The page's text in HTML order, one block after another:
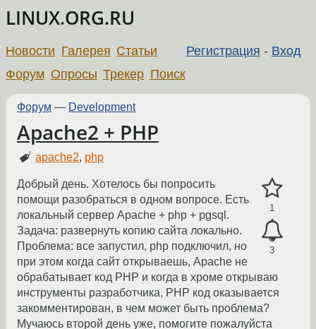
LINUX.ORG.RU
Регистрация - Вход
Новости Галерея Статьи
Форум Опросы Трекер Поиск
Форум — Development
Apache2 + PHP
apache2, php
1
3
Добрый день. Хотелось бы попросить
помощи разобраться в одном вопросе. Есть
локальный сервер Apache + php + pgsql.
Задача: развернуть копию сайта локально.
Проблема: все запустил, php подключил, но
при этом когда сайт открываешь, Apache не
обрабатывает код PHP и когда в хроме открываю
инструменты разработчика, PHP код оказывается
закомментирован, в чем может быть проблема?
Мучаюсь второй день уже, помогите пожалуйста